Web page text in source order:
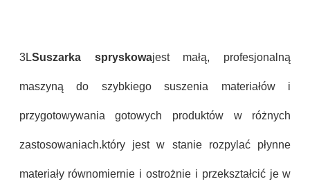
3LSuszarka spryskowajest małą, profesjonalną
maszyną do szybkiego suszenia materiałów i
przygotowywania gotowych produktów w różnych
zastosowaniach.który jest w stanie rozpylać płynne
materiały równomiernie i ostrożnie i przekształcić je w